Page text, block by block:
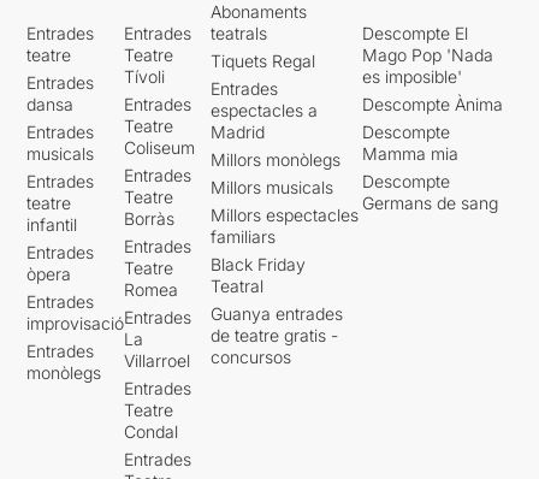
Entrades
teatre
Entrades
dansa
Entrades
musicals
Entrades
teatre
infantil
Entrades
òpera
Entrades
improvisació
Entrades
monòlegs
Entrades
Teatre
Tívoli
Entrades
Teatre
Coliseum
Entrades
Teatre
Borràs
Entrades
Teatre
Romea
Entrades
La
Villarroel
Entrades
Teatre
Condal
Entrades
Abonaments
teatrals
Tiquets Regal
Entrades
espectacles a
Madrid
Millors monòlegs
Millors musicals
Millors espectacles
familiars
Black Friday
Teatral
Guanya entrades
de teatre gratis -
concursos
Descompte El
Mago Pop 'Nada
es imposible'
Descompte Ànima
Descompte
Mamma mia
Descompte
Germans de sang